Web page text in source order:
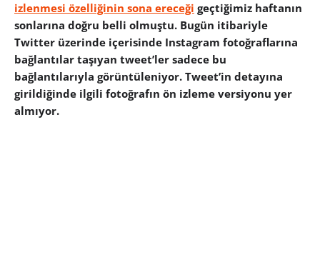
izlenmesi özelliğinin sona ereceği geçtiğimiz haftanın
sonlarına doğru belli olmuştu. Bugün itibariyle
Twitter üzerinde içerisinde Instagram fotoğraflarına
bağlantılar taşıyan tweet’ler sadece bu
bağlantılarıyla görüntüleniyor. Tweet’in detayına
girildiğinde ilgili fotoğrafın ön izleme versiyonu yer
almıyor.